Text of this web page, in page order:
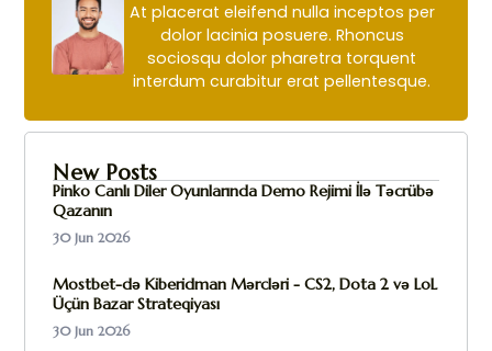
At placerat eleifend nulla inceptos per
dolor lacinia posuere. Rhoncus
sociosqu dolor pharetra torquent
interdum curabitur erat pellentesque.
New Posts
Pinko Canlı Diler Oyunlarında Demo Rejimi İlə Təcrübə
Qazanın
30 Jun 2026
Mostbet-də Kiberidman Mərcləri - CS2, Dota 2 və LoL
Üçün Bazar Strateqiyası
30 Jun 2026